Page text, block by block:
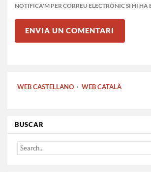
NOTIFICA'M PER CORREU ELECTRÒNIC SI HI HA
WEB CASTELLANO · WEB CATALÀ
BUSCAR
SEARCH
FOR...